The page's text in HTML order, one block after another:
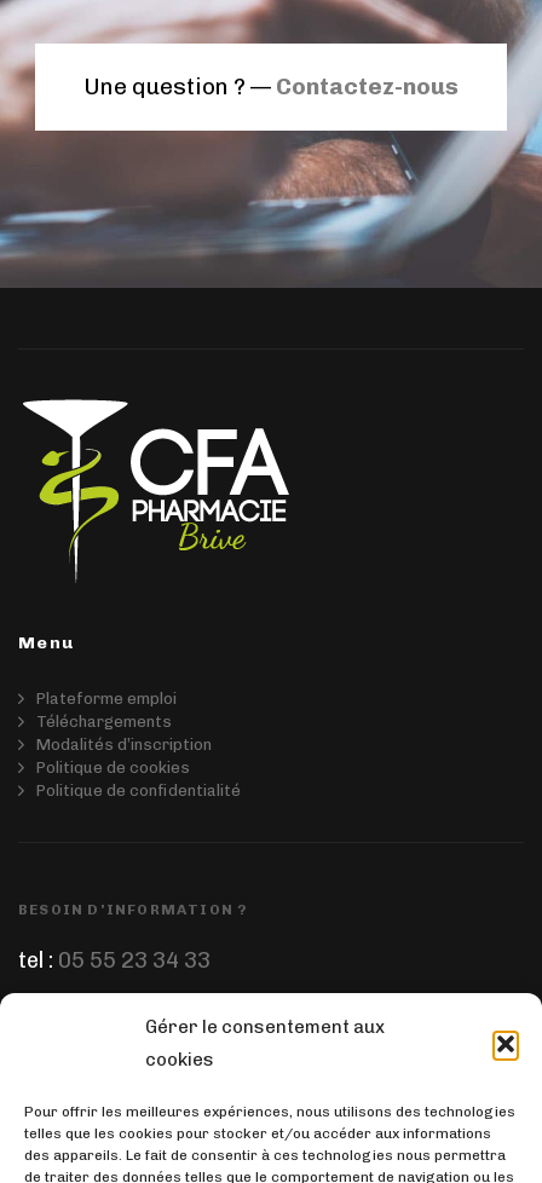
Gérer le consentement aux
cookies
Pour offrir les meilleures expériences, nous utilisons des technologies
telles que les cookies pour stocker et/ou accéder aux informations
des appareils. Le fait de consentir à ces technologies nous permettra
de traiter des données telles que le comportement de navigation ou les
Une question ? — Contactez-nous
Menu
Plateforme emploi
Téléchargements
Modalités d’inscription
Politique de cookies
Politique de confidentialité
BESOIN D'INFORMATION ?
tel : 05 55 23 34 33
ÉCRIVEZ-NOUS